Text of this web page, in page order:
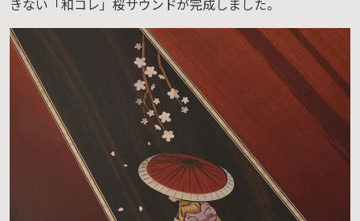
きない「和コレ」桜サウンドが完成しました。